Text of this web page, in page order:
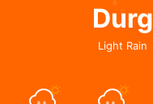
Durg
Light Rain